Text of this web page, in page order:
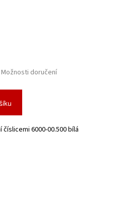
Možnosti doručení
6000-00.500 bílá